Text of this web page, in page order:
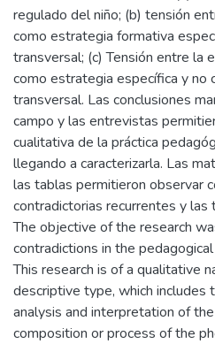
regulado del niño; (b) tensión
como estrategia formativa
transversal; (c) Tensión entre la
como estrategia específica y no
transversal. Las conclusiones
campo y las entrevistas
cualitativa de la práctica
llegando a caracterizarla. Las
las tablas permitieron observar
contradictorias recurrentes y
The objective of the research
contradictions in the
This research is of a qualitative
descriptive type, which includes
analysis and interpretation of
composition or process of the